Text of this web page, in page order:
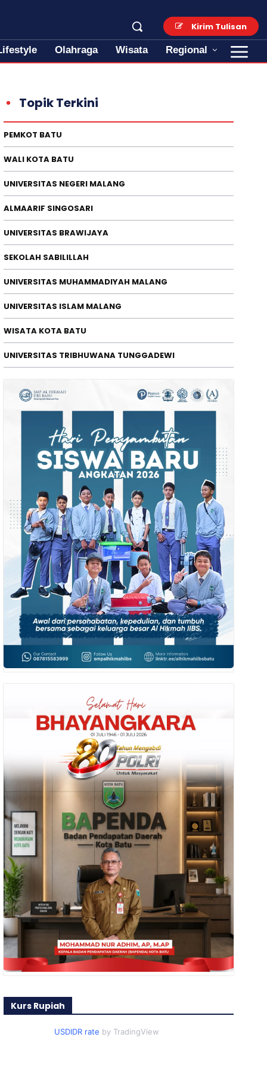
Kirim Tulisan
Olahraga Wisata Regional
Riset Global, ITSK RS.
Internasional ICOHES
08/2026
Topik Terkini
PEMKOT BATU
WALI KOTA BATU
UNIVERSITAS NEGERI MALANG
ALMAARIF SINGOSARI
UNIVERSITAS BRAWIJAYA
SEKOLAH SABILILLAH
UNIVERSITAS MUHAMMADIYAH MALANG
UNIVERSITAS ISLAM MALANG
WISATA KOTA BATU
UNIVERSITAS TRIBHUWANA TUNGGADEWI
Kurs Rupiah
USDIDR rate by TradingView